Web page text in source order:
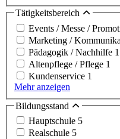
Tätigkeitsbereich
Events / Messe /
Marketing /
Pädagogik / Nachhilfe 1
Altenpflege / Pflege 1
Kundenservice 1
Mehr anzeigen
Bildungsstand
Hauptschule 5
Realschule 5